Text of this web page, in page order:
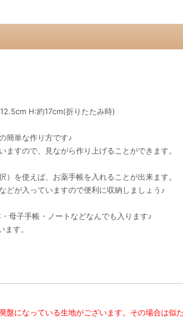
H:約17cm(折りたたみ時)
簡単な作り方です♪
ますので、見ながら作り上げることができます。
）を使えば、お薬手帳を入れることが出来ます。
どが入っていますので便利に収納しましょう♪
母子手帳・ノートなどなんでも入ります♪
す。
盤になっている生地がございます。その場合は似